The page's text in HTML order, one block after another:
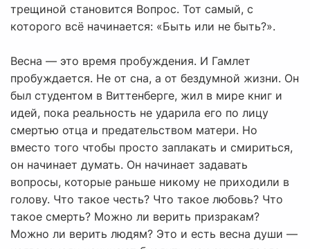
трещиной становится Вопрос. Тот самый, с
которого всё начинается: «Быть или не быть?».
Весна — это время пробуждения. И Гамлет
пробуждается. Не от сна, а от бездумной жизни. Он
был студентом в Виттенберге, жил в мире книг и
идей, пока реальность не ударила его по лицу
смертью отца и предательством матери. Но
вместо того чтобы просто заплакать и смириться,
он начинает думать. Он начинает задавать
вопросы, которые раньше никому не приходили в
голову. Что такое честь? Что такое любовь? Что
такое смерть? Можно ли верить призракам?
Можно ли верить людям? Это и есть весна души —